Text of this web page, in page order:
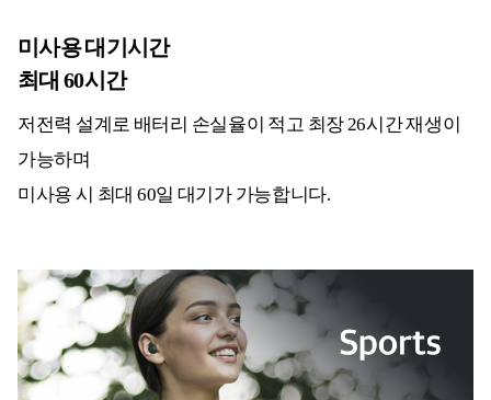
미사용 대기시간
최대 60시간
저전력 설계로 배터리 손실율이 적고 최장 26시간 재생이
가능하며
미사용 시 최대 60일 대기가 가능합니다.